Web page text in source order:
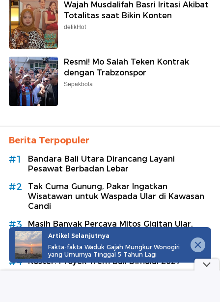
Wajah Musdalifah Basri Iritasi Akibat
Totalitas saat Bikin Konten
detikHot
Resmi! Mo Salah Teken Kontrak
dengan Trabzonspor
Sepakbola
Berita Terpopuler
#1
Bandara Bali Utara Dirancang Layani
Pesawat Berbadan Lebar
#2
Tak Cuma Gunung, Pakar Ingatkan
Wisatawan untuk Waspada Ular di Kawasan
Candi
#3
Masih Banyak Percaya Mitos Gigitan Ular,
Dokter Beberkan Pertolongan Pertama yang
Tepat
#4 Koster: Proyek Trem Bali Dimulai 2027
Artikel Selanjutnya
Fakta-fakta Waduk Gajah Mungkur Wonogiri
yang Umurnya Tinggal 5 Tahun Lagi